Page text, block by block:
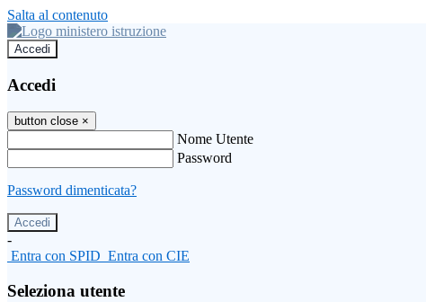
Salta al contenuto
Accedi
Accedi
button close ×
Nome Utente
Password
Password dimenticata?
-
Entra con SPID Entra con CIE
Seleziona utente